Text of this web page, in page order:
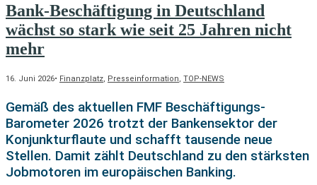
Bank-Beschäftigung in Deutschland
wächst so stark wie seit 25 Jahren nicht
mehr
16. Juni 2026• Finanzplatz, Presseinformation, TOP-NEWS
Gemäß des aktuellen FMF Beschäftigungs-
Barometer 2026 trotzt der Bankensektor der
Konjunkturflaute und schafft tausende neue
Stellen. Damit zählt Deutschland zu den stärksten
Jobmotoren im europäischen Banking.